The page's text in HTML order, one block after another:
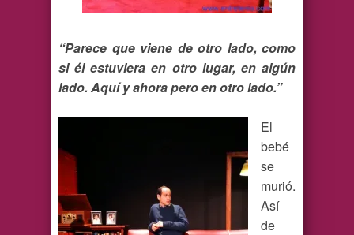
“Parece que viene de otro lado, como
si él estuviera en otro lugar, en algún
lado. Aquí y ahora pero en otro lado.”
El
bebé
se
murió.
Así
de